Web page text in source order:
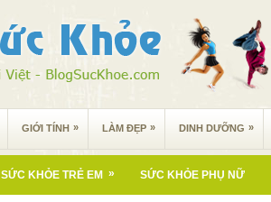
GIỚI TÍNH » LÀM ĐẸP » DINH DƯỠNG »
SỨC KHỎE TRẺ EM » SỨC KHỎE PHỤ NỮ